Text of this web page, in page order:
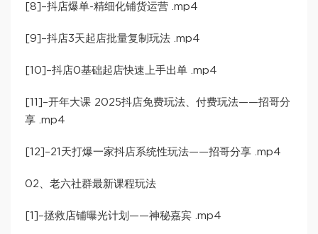
[8]–抖店爆单-精细化铺货运营 .mp4
[9]–抖店3天起店批量复制玩法 .mp4
[10]–抖店0基础起店快速上手出单 .mp4
[11]–开年大课 2025抖店免费玩法、付费玩法——招哥分
享 .mp4
[12]–21天打爆一家抖店系统性玩法——招哥分享 .mp4
02、老六社群最新课程玩法
[1]–拯救店铺曝光计划——神秘嘉宾 .mp4